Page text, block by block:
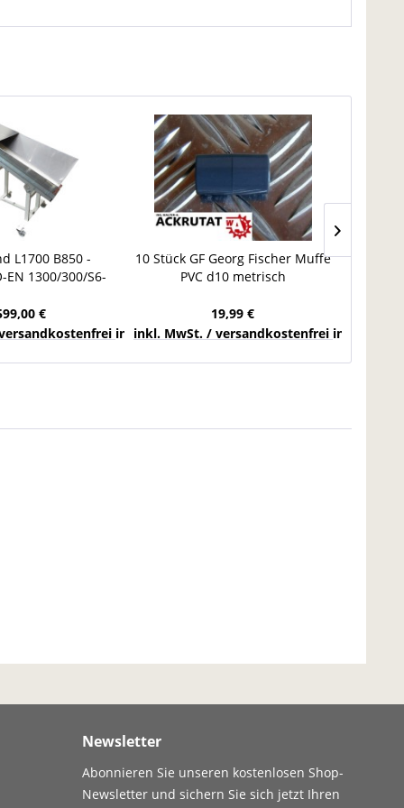
L1700 B850 -
EN 1300/300/S6-
€
innerhalb Deutschlands
10 Stück GF Georg Fischer Muffe
PVC d10 metrisch
19,99 €
inkl. MwSt. / versandkostenfrei innerhalb
Newsletter
Abonnieren Sie unseren kostenlosen Shop-
Newsletter und sichern Sie sich jetzt Ihren